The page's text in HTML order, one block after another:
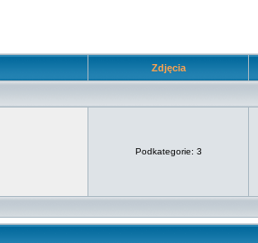
Zdjęcia
Podkategorie: 3